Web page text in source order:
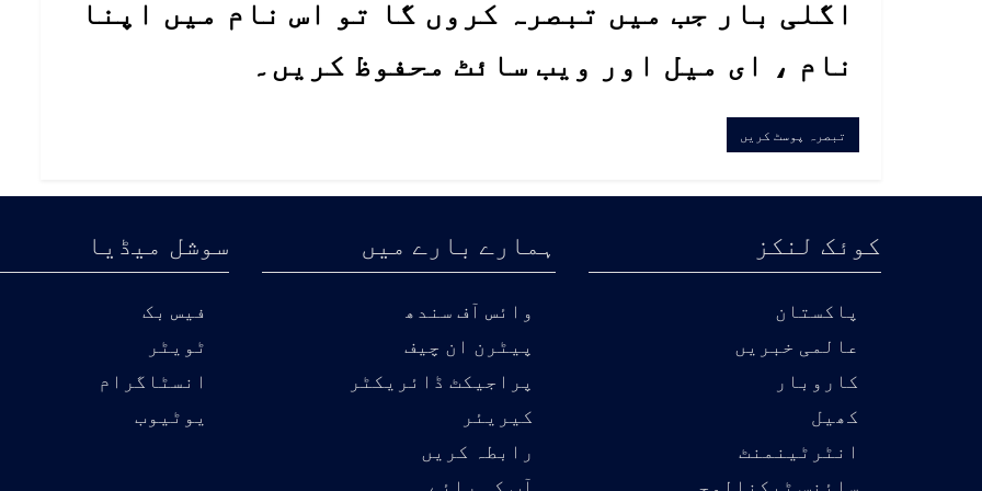
اگلی بار جب میں تبصرہ کروں گا تو اس نام میں اپنا
نام ، ای میل اور ویب سائٹ محفوظ کریں۔
کوئک لنکز
پاکستان
عالمی خبریں
کاروبار
کھیل
انٹرٹینمنٹ
ہمارے بارے میں
وائس آف سندھ
پیٹرن ان چیف
پراجیکٹ ڈائریکٹر
کیریئر
رابطہ کریں
سوشل میڈیا
فیس بک
ٹویٹر
انسٹاگرام
یوٹیوب